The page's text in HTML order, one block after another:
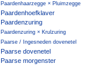
Paardenhaarzegge × Pluimzegge
Paardenhoefklaver
Paardenzuring
Paardenzuring × Krulzuring
Paarse / Ingesneden dovenetel
Paarse dovenetel
Paarse morgenster